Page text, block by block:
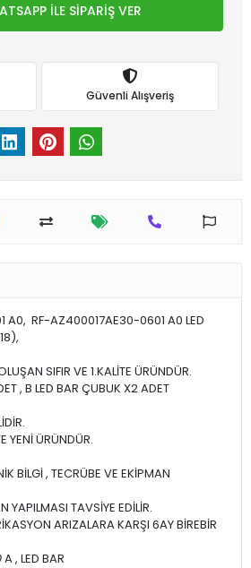
İLE SİPARİŞ VER
Güvenli Alışveriş
A0, RF-AZ400017AE30-0601 A0 LED
SIFIR VE 1.KALİTE ÜRÜNDÜR.
, B LED BAR ÇUBUK X2 ADET
YENİ ÜRÜNDÜR.
BİLGİ , TECRÜBE VE EKİPMAN
YAPILMASI TAVSİYE EDİLİR.
ARIZALARA KARŞI 6AY BİREBİR
A , LED BAR